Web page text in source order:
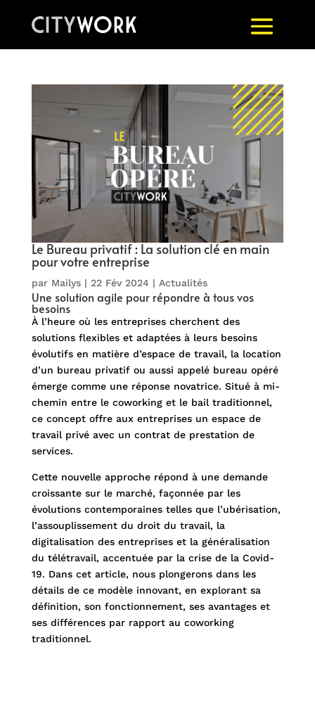
Le Bureau privatif : La solution clé en main
pour votre entreprise
par Mailys| 22 Fév 2024 | Actualités
Une solution agile pour répondre à tous vos
besoins
À l’heure où les entreprises cherchent des
solutions flexibles et adaptées à leurs besoins
évolutifs en matière d’espace de travail, la location
d’un bureau privatif ou aussi appelé bureau opéré
émerge comme une réponse novatrice. Situé à mi-
chemin entre le coworking et le bail traditionnel,
ce concept offre aux entreprises un espace de
travail privé avec un contrat de prestation de
services.
Cette nouvelle approche répond à une demande
croissante sur le marché, façonnée par les
évolutions contemporaines telles que l’ubérisation,
l’assouplissement du droit du travail, la
digitalisation des entreprises et la généralisation
du télétravail, accentuée par la crise de la Covid-
19. Dans cet article, nous plongerons dans les
détails de ce modèle innovant, en explorant sa
définition, son fonctionnement, ses avantages et
ses différences par rapport au coworking
traditionnel.